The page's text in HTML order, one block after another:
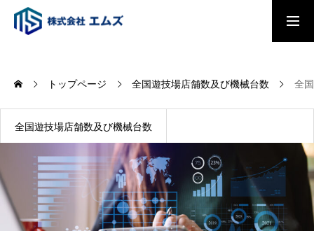
会社概要
事業内容
トップページ 全国遊技場店舗数及び機械台数 全
全国遊技場店舗数及び機械台数